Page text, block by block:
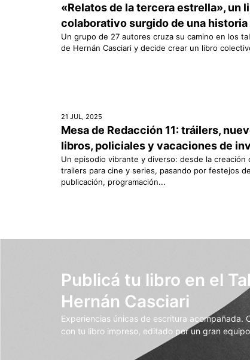
«Relatos de la tercera estrella», un
colaborativo surgido de una historia
Un grupo de 27 autores cruza su camino en los
de Hernán Casciari y decide crear un libro
21 JUL, 2025
Mesa de Redacción 11: tráilers,
libros, policiales y vacaciones de
Un episodio vibrante y diverso: desde la creación
trailers para cine y series, pasando por festejos de
publicación, programación...
Publicá tu libro en el
Hernán Casciari
Experiencias únicas de escritura acompañada.
con tu libro impreso, editado por un gran